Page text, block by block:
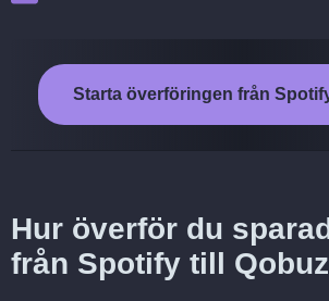
Starta överföringen från
Hur överför du
från Spotify till